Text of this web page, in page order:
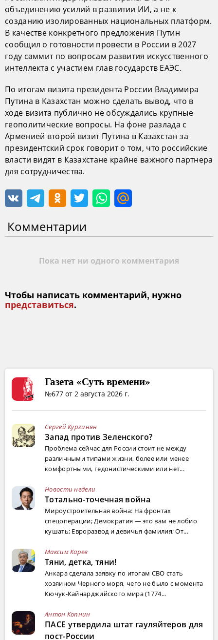
объединению усилий в развитии ИИ, а не к
созданию изолированных национальных платформ.
В качестве конкретного предложения Путин
сообщил о готовности провести в России в 2027
году саммит по вопросам развития искусственного
интеллекта с участием глав государств ЕАЭС.
По итогам визита президента России Владимира
Путина в Казахстан можно сделать вывод, что в
ходе визита публично не обсуждались крупные
геополитические вопросы. На фоне разлада с
Арменией второй визит Путина в Казахстан за
президентский срок говорит о том, что российские
власти видят в Казахстане крайне важного партнера
для сотрудничества.
Комментарии
Пока нет ни одного комментария
Чтобы написать комментарий, нужно
представиться.
Газета «Суть времени»
№677 от 2 августа 2026 г.
Сергей Кургинян
Запад против Зеленского?
Проблема сейчас для России стоит не между
различными типами жизни, более или менее
комфортными, гедонистическими или нет...
Новости недели
Тотально-точечная война
Мироустроительная война: На фронтах
спецоперации; Демократия — это вам не лобио
кушать; Евроразвод и девичья фамилия; От...
Максим Карев
Тяни, детка, тяни!
Анкара сделала заявку по итогам СВО стать
хозяином Черного моря, чего не было с момента
Кючук-Кайнарджийского мира (1774...
Антон Копнин
ПАСЕ утвердила штат гауляйтеров для
пост-России